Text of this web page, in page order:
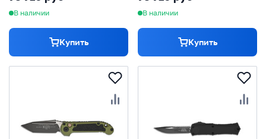
В наличии
Купить
В наличии
Купить